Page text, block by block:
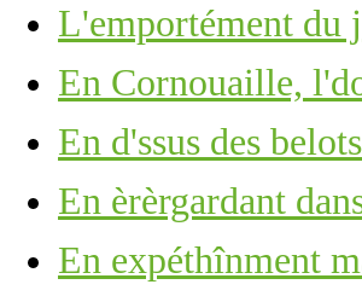
L'emportément du
En Cornouaille,
En d'ssus des
En èrèrgardant
En expéthînment